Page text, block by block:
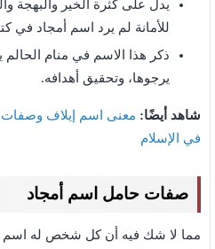
يدل على كثرة الخير والبهجة
للأمانة لم يرد اسم أمجاد في
ذكر هذا الاسم في منام
يرجوها، وتحقيق أهدافه.
شاهد أيضًا: معنى اسم إيلاف وصفات
في الإسلام
صفات حامل اسم أمجاد
مما لا شك فيه أن كل شخص له اسم